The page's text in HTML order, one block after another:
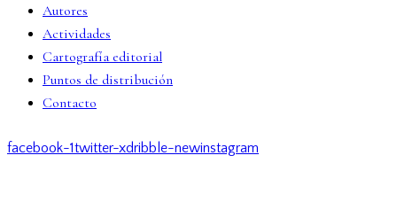
Autores
Actividades
Cartografía editorial
Puntos de distribución
Contacto
facebook-1twitter-xdribble-newinstagram